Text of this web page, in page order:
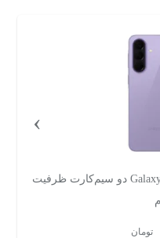
گوشی موبایل سامسونگ مدل Galaxy A57 دو سیم‌کارت ظرفیت
تومان
›